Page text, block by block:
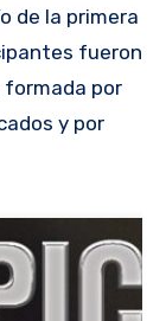
de la primera
fueron
por
y por